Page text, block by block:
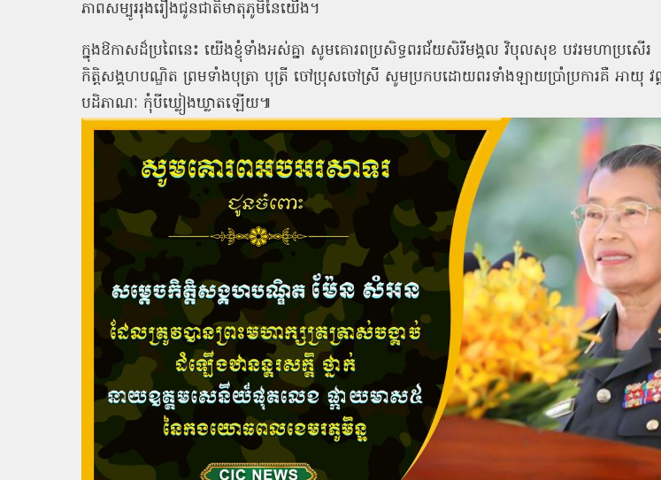
ភាពសម្បូររុងរឿងជូនជាតិមាតុភូមិនៃយើង។
ក្នុងឱកាសដ៏ប្រពៃនេះ យើងខ្ញុំទាំងអស់គ្នា សូមគោរពប្រសិទ្ធពរជ័យសិរីមង្គល វិបុលសុខ បវរមហាប្រសើរ
កិត្តិសង្គហបណ្ឌិត ព្រមទាំងបុត្រា បុត្រី ចៅប្រុសចៅស្រី សូមប្រកបដោយពរទាំងឡាយប្រាំប្រការគឺ អាយុ
បដិភាណៈ កុំបីឃ្លៀងឃ្លាតឡើយ៕